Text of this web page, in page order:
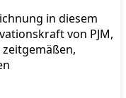
in diesem
von PJM,